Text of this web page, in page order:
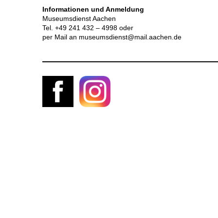
Informationen und Anmeldung
Museumsdienst Aachen
Tel. +49 241 432 – 4998 oder
per Mail an museumsdienst@mail.aachen.de